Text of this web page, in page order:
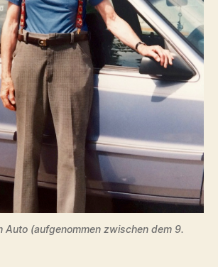
Auto (aufgenommen zwischen dem 9.